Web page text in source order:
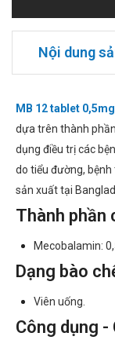
Nội dung
MB 12 tablet 0,5mg
dựa trên thành
dụng điều trị các
do tiểu đường,
sản xuất tại
Thành phần
Mecobalamin:
Dạng bào
Viên uống.
Công dụng